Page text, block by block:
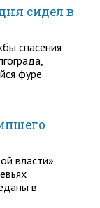
сидел в
спасения
фуре
власти»
в